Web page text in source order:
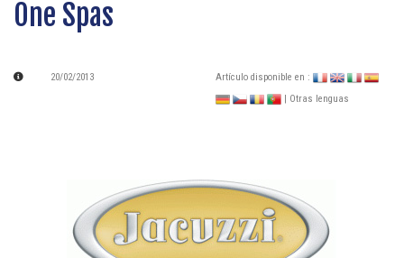
One Spas
20/02/2013
Artículo disponible en :
| Otras lenguas